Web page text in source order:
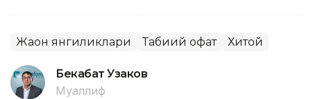
Жаҳон янгиликлари Табиий офат Хитой
Бекабат Узаков
Муаллиф